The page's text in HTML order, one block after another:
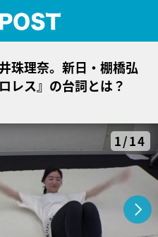
珠理奈。新日・棚橋弘
レス』の台詞とは？
1/14